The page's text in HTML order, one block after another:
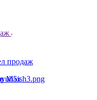
продаж
Max